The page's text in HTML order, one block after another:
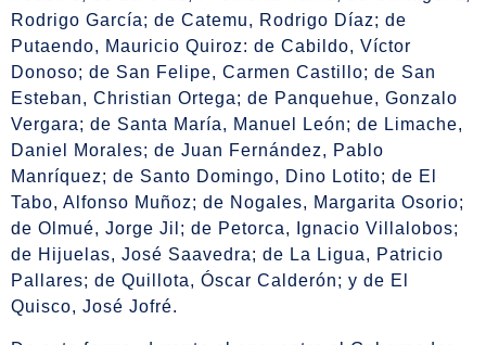
Rodrigo García; de Catemu, Rodrigo Díaz; de
Putaendo, Mauricio Quiroz: de Cabildo, Víctor
Donoso; de San Felipe, Carmen Castillo; de San
Esteban, Christian Ortega; de Panquehue, Gonzalo
Vergara; de Santa María, Manuel León; de Limache,
Daniel Morales; de Juan Fernández, Pablo
Manríquez; de Santo Domingo, Dino Lotito; de El
Tabo, Alfonso Muñoz; de Nogales, Margarita Osorio;
de Olmué, Jorge Jil; de Petorca, Ignacio Villalobos;
de Hijuelas, José Saavedra; de La Ligua, Patricio
Pallares; de Quillota, Óscar Calderón; y de El
Quisco, José Jofré.